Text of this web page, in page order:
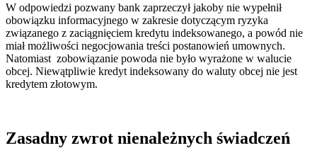
W odpowiedzi pozwany bank zaprzeczył jakoby nie wypełnił
obowiązku informacyjnego w zakresie dotyczącym ryzyka
związanego z zaciągnięciem kredytu indeksowanego, a powód nie
miał możliwości negocjowania treści postanowień umownych.
Natomiast zobowiązanie powoda nie było wyrażone w walucie
obcej. Niewątpliwie kredyt indeksowany do waluty obcej nie jest
kredytem złotowym.
Zasadny zwrot nienależnych świadczeń